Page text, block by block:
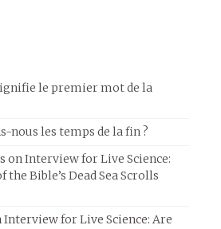
le premier mot de la
nous les temps de la fin ?
onInterview for Live Science:
Bible’s Dead Sea Scrolls
Interview for Live Science: Are